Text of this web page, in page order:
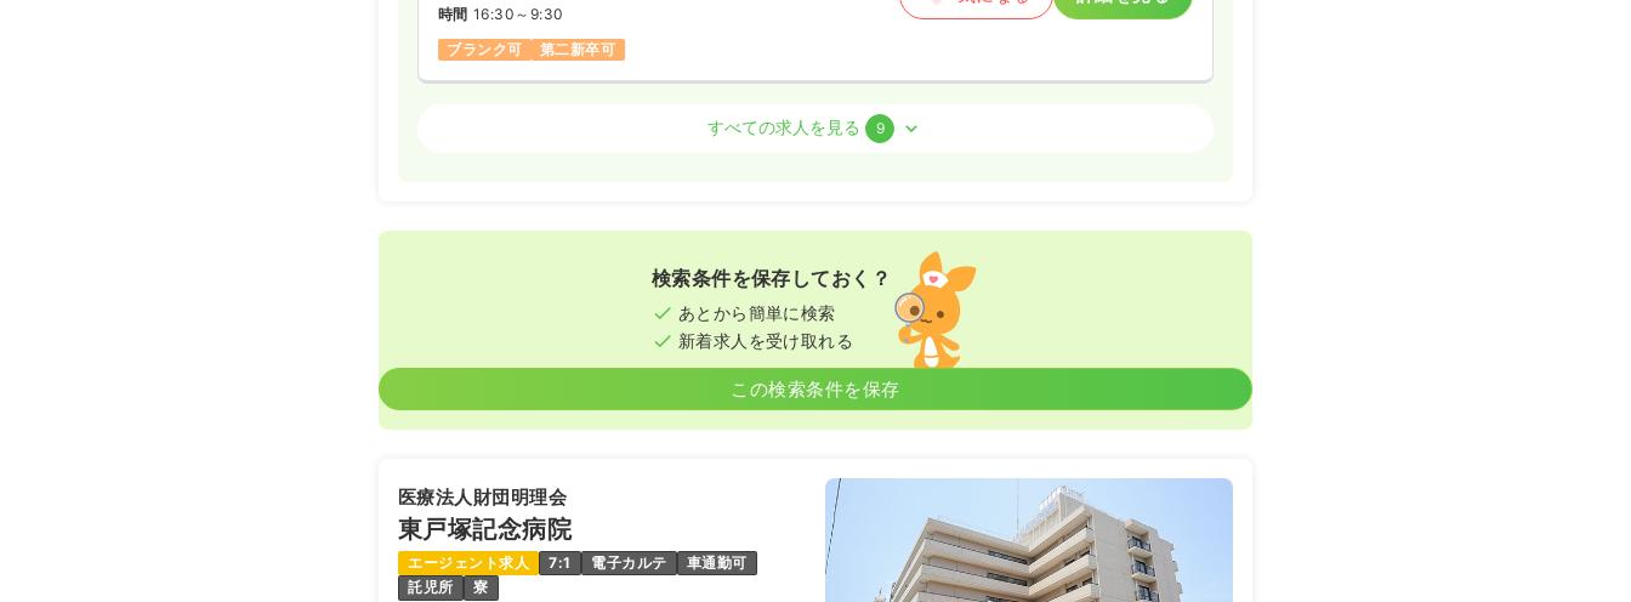
時間 16:30～9:30
ブランク可
第二新卒可
（休憩60分）
気になる 詳細を見る
給与 24.7万円/月 賞与2.7ヶ月
4週8休以上
ブランク可
日勤のみ（パート） 一時募集休止
すべての求人を見る 9
検索条件を保存しておく？
あとから簡単に検索
新着求人を受け取れる
この検索条件を保存
医療法人財団明理会
東戸塚記念病院
エージェント求人 7:1 電子カルテ
車通勤可
託児所
寮